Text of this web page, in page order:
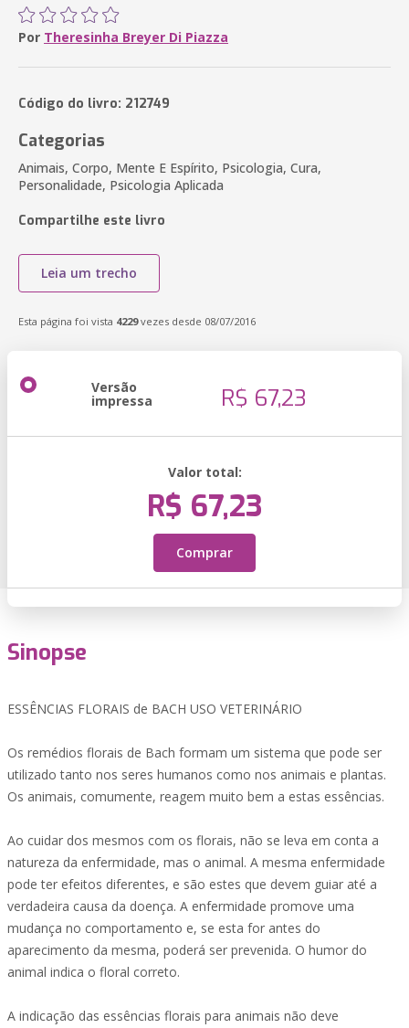
Por Theresinha Breyer Di Piazza
Código do livro: 212749
Categorias
Animais, Corpo, Mente E Espírito, Psicologia, Cura,
Personalidade, Psicologia Aplicada
Compartilhe este livro
Leia um trecho
Esta página foi vista 4229vezes desde 08/07/2016
Versão
impressa R$ 67,23
Valor total:
R$ 67,23
Comprar
Sinopse
ESSÊNCIAS FLORAIS de BACH USO VETERINÁRIO
Os remédios florais de Bach formam um sistema que pode ser
utilizado tanto nos seres humanos como nos animais e plantas.
Os animais, comumente, reagem muito bem a estas essências.
Ao cuidar dos mesmos com os florais, não se leva em conta a
natureza da enfermidade, mas o animal. A mesma enfermidade
pode ter efeitos diferentes, e são estes que devem guiar até a
verdadeira causa da doença. A enfermidade promove uma
mudança no comportamento e, se esta for antes do
aparecimento da mesma, poderá ser prevenida. O humor do
animal indica o floral correto.
A indicação das essências florais para animais não deve